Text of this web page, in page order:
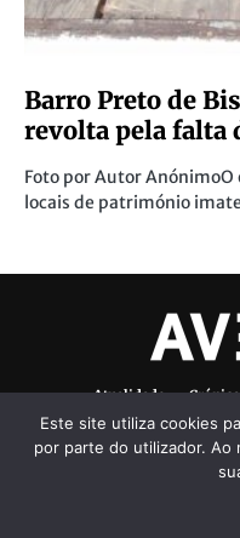
Barro Preto de
revolta pela falta
Foto por Autor AnónimoO
locais de património
Atualidade
Denúncias
Este site utiliza cookies
por parte do utilizador. Ao